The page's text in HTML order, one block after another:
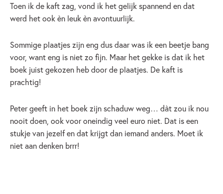
Toen ik de kaft zag, vond ik het gelijk spannend en dat
werd het ook èn leuk èn avontuurlijk.
Sommige plaatjes zijn eng dus daar was ik een beetje bang
voor, want eng is niet zo fijn. Maar het gekke is dat ik het
boek juist gekozen heb door de plaatjes. De kaft is
prachtig!
Peter geeft in het boek zijn schaduw weg… dàt zou ik nou
nooit doen, ook voor oneindig veel euro niet. Dat is een
stukje van jezelf en dat krijgt dan iemand anders. Moet ik
niet aan denken brrr!